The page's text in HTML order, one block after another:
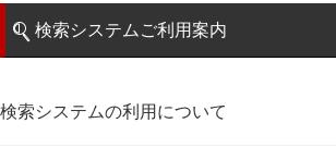
検索システムご利用案内
検索システムの利用について